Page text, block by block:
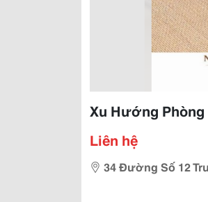
Xu Hướng
Liên hệ
34 Đường Số 12